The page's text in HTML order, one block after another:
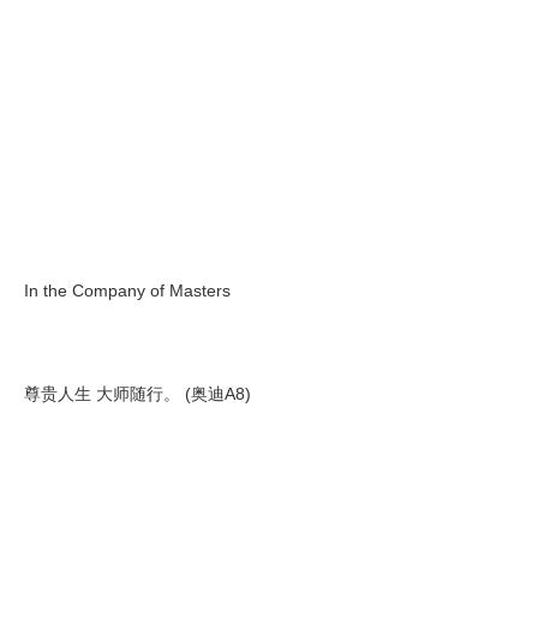
In the Company of Masters
尊贵人生 大师随行。 (奥迪A8)